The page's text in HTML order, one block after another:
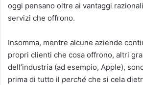
oggi pensano oltre ai vantaggi
servizi che offrono.
Insomma, mentre alcune aziende
propri clienti che cosa offrono, altri
dell’industria (ad esempio, Apple),
prima di tutto il perché che si cela